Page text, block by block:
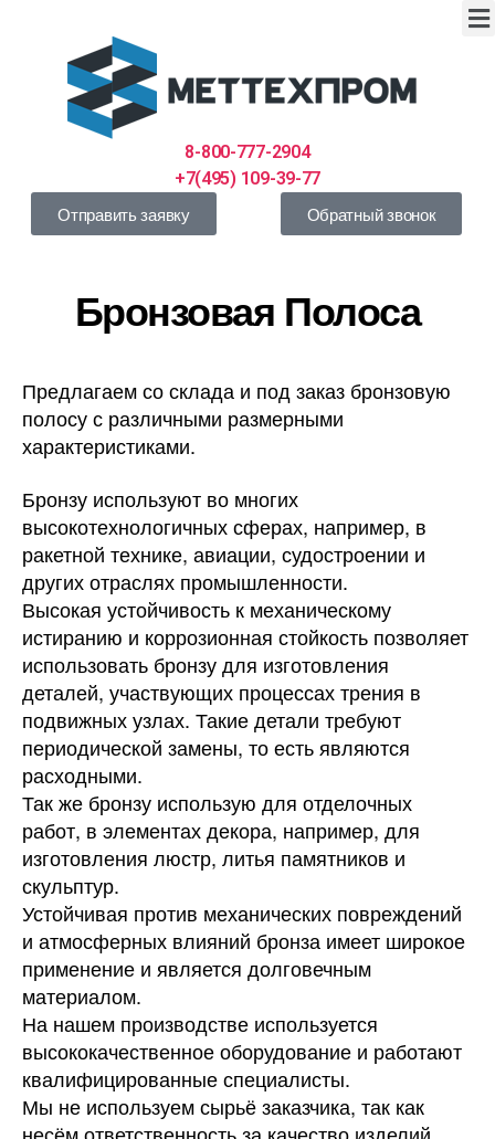
8-800-777-2904
+7(495) 109-39-77
Отправить заявку Обратный звонок
Бронзовая Полоса
Предлагаем со склада и под заказ бронзовую
полосу с различными размерными
характеристиками.
Бронзу используют во многих
высокотехнологичных сферах, например, в
ракетной технике, авиации, судостроении и
других отраслях промышленности.
Высокая устойчивость к механическому
истиранию и коррозионная стойкость позволяет
использовать бронзу для изготовления
деталей, участвующих процессах трения в
подвижных узлах. Такие детали требуют
периодической замены, то есть являются
расходными.
Так же бронзу использую для отделочных
работ, в элементах декора, например, для
изготовления люстр, литья памятников и
скульптур.
Устойчивая против механических повреждений
и атмосферных влияний бронза имеет широкое
применение и является долговечным
материалом.
На нашем производстве используется
высококачественное оборудование и работают
квалифицированные специалисты.
Мы не используем сырьё заказчика, так как
несём ответственность за качество изделий,